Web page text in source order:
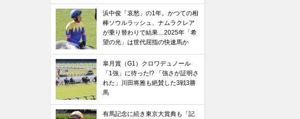
浜中俊「哀愁」の1年。かつての相
棒ソウルラッシュ、ナムラクレア
が乗り替わりで結果…2025年「希
望の光」は世代屈指の快速馬か
皐月賞（G1）クロワデュノール
「1強」に待った!? 「強さが証明さ
れた」川田将雅も絶賛した3戦3勝
馬
有馬記念に続き東京大賞典も「記